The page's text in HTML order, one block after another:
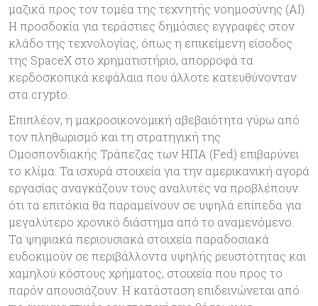
μαζικά προς τον τομέα της τεχνητής νοημοσύνης (AI).
Η προσδοκία για τεράστιες δημόσιες εγγραφές στον
κλάδο της τεχνολογίας, όπως η επικείμενη είσοδος
της SpaceX στο χρηματιστήριο, απορροφά τα
κερδοσκοπικά κεφάλαια που άλλοτε κατευθύνονταν
στα crypto.
Επιπλέον, η μακροοικονομική αβεβαιότητα γύρω από
τον πληθωρισμό και τη στρατηγική της
Ομοσπονδιακής Τράπεζας των ΗΠΑ (Fed) επιβαρύνει
το κλίμα. Τα ισχυρά στοιχεία για την αμερικανική αγορά
εργασίας αναγκάζουν τους αναλυτές να προβλέπουν
ότι τα επιτόκια θα παραμείνουν σε υψηλά επίπεδα για
μεγαλύτερο χρονικό διάστημα από το αναμενόμενο.
Τα ψηφιακά περιουσιακά στοιχεία παραδοσιακά
ευδοκιμούν σε περιβάλλοντα υψηλής ρευστότητας και
χαμηλού κόστους χρήματος, στοιχεία που προς το
παρόν απουσιάζουν. Η κατάσταση επιδεινώνεται από